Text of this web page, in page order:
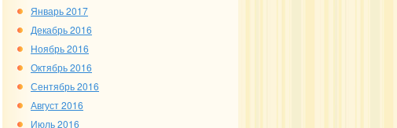
Январь 2017
Декабрь 2016
Ноябрь 2016
Октябрь 2016
Сентябрь 2016
Август 2016
Июль 2016